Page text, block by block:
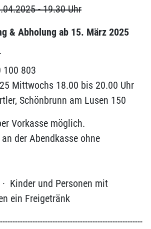
- 19.30 Uhr
& Abholung ab 15. März 2025
100 803
Mittwochs 18.00 bis 20.00 Uhr
Schönbrunn am Lusen 150
Vorkasse möglich.
der Abendkasse ohne
· Kinder und Personen mit
ein Freigetränk